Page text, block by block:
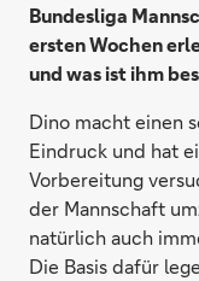
Bundesliga
ersten Wochen
und was ist ihm
Dino macht einen
Eindruck und hat
Vorbereitung
der Mannschaft
natürlich auch
Die Basis dafür